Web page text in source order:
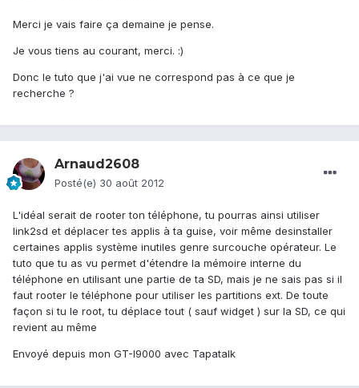
Merci je vais faire ça demaine je pense.
Je vous tiens au courant, merci. :)
Donc le tuto que j'ai vue ne correspond pas à ce que je
recherche ?
Arnaud2608
Posté(e) 30 août 2012
L'idéal serait de rooter ton téléphone, tu pourras ainsi utiliser
link2sd et déplacer tes applis à ta guise, voir même desinstaller
certaines applis système inutiles genre surcouche opérateur. Le
tuto que tu as vu permet d'étendre la mémoire interne du
téléphone en utilisant une partie de ta SD, mais je ne sais pas si il
faut rooter le téléphone pour utiliser les partitions ext. De toute
façon si tu le root, tu déplace tout ( sauf widget ) sur la SD, ce qui
revient au même
Envoyé depuis mon GT-I9000 avec Tapatalk